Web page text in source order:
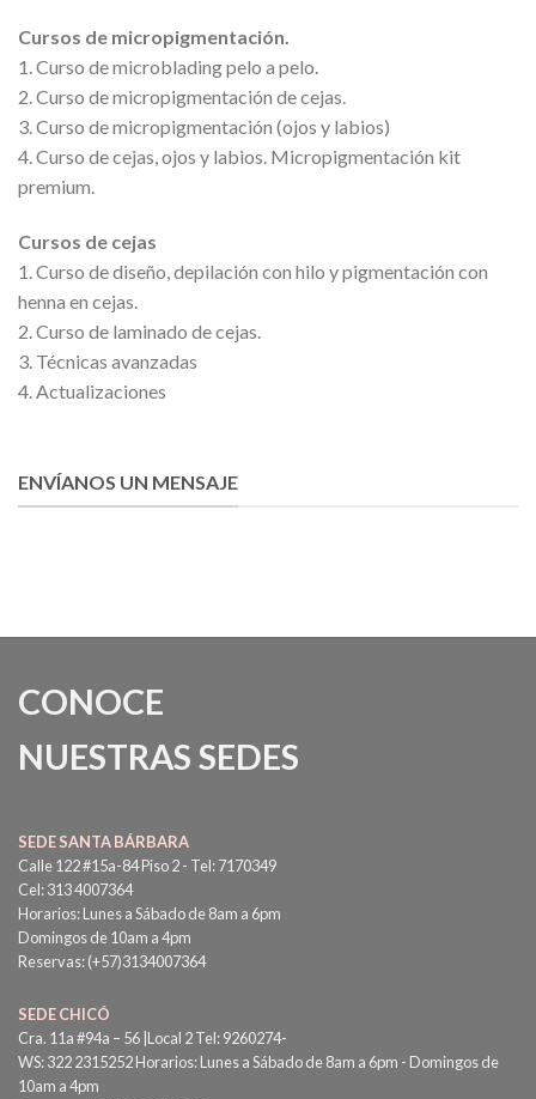
Cursos de micropigmentación.
1. Curso de microblading pelo a pelo.
2. Curso de micropigmentación de cejas.
3. Curso de micropigmentación (ojos y labios)
4. Curso de cejas, ojos y labios. Micropigmentación kit
premium.
Cursos de cejas
1. Curso de diseño, depilación con hilo y pigmentación con
henna en cejas.
2. Curso de laminado de cejas.
3. Técnicas avanzadas
4. Actualizaciones
ENVÍANOS UN MENSAJE
CONOCE
NUESTRAS SEDES
SEDE SANTA BÁRBARA
Calle 122 #15a-84 Piso 2 - Tel: 7170349
Cel: 313 4007364
Horarios: Lunes a Sábado de 8am a 6pm
Domingos de 10am a 4pm
Reservas: (+57)3134007364
SEDE CHICÓ
Cra. 11a #94a – 56 |Local 2 Tel: 9260274-
WS: 322 2315252 Horarios: Lunes a Sábado de 8am a 6pm - Domingos de
10am a 4pm